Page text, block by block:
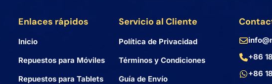
Enlaces rápidos
Inicio
Repuestos para Móviles
Repuestos para Tablets
Servicio al Cliente
Política de Privacidad
Términos y Condiciones
Guía de Envío
+86
+86